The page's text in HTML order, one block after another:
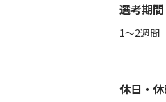
選考期間
1～2週間
休日・